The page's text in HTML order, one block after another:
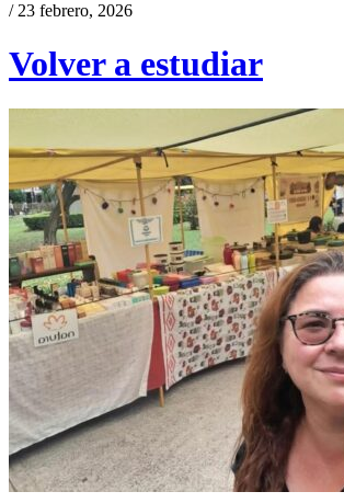
/ 23 febrero, 2026
Volver a estudiar